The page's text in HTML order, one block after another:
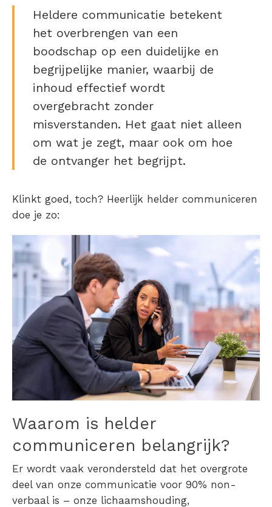
Heldere communicatie betekent
het overbrengen van een
boodschap op een duidelijke en
begrijpelijke manier, waarbij de
inhoud effectief wordt
overgebracht zonder
misverstanden. Het gaat niet alleen
om wat je zegt, maar ook om hoe
de ontvanger het begrijpt.
Klinkt goed, toch? Heerlijk helder communiceren
doe je zo:
Waarom is helder
communiceren belangrijk?
Er wordt vaak verondersteld dat het overgrote
deel van onze communicatie voor 90% non-
verbaal is – onze lichaamshouding,